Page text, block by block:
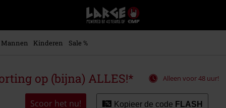
Large
–
Muziek-,
+
kleding
Mannen Kinderen Sale %
op (bijna) ALLES!* Alleen voor 48 uur!
Scoor het nu! Kopieer de code FLASH